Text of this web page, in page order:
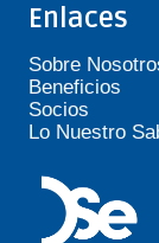
Enlaces
Sobre
Beneficios
Socios
Lo Nuestro